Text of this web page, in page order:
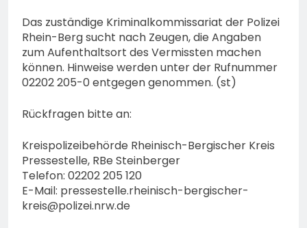
Das zuständige Kriminalkommissariat der Polizei
Rhein-Berg sucht nach Zeugen, die Angaben
zum Aufenthaltsort des Vermissten machen
können. Hinweise werden unter der Rufnummer
02202 205-0 entgegen genommen. (st)
Rückfragen bitte an:
Kreispolizeibehörde Rheinisch-Bergischer Kreis
Pressestelle, RBe Steinberger
Telefon: 02202 205 120
E-Mail: pressestelle.rheinisch-bergischer-
kreis@polizei.nrw.de